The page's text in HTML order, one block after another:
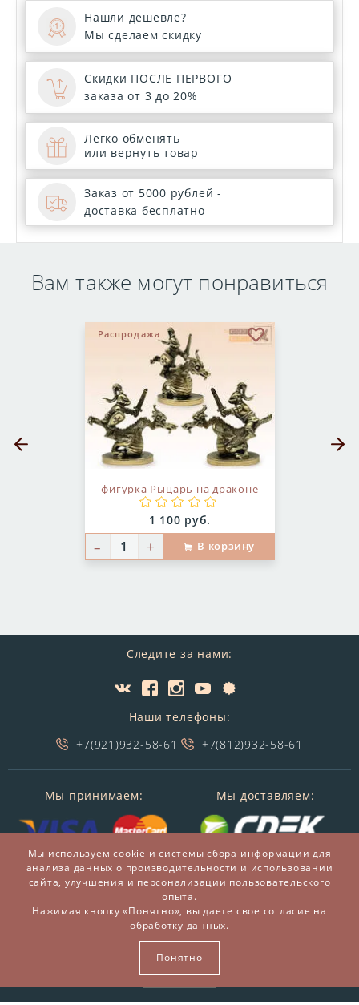
Нашли дешевле?
Мы сделаем скидку
Скидки ПОСЛЕ ПЕРВОГО
заказа от 3 до 20%
Легко обменять
или вернуть товар
Заказ от 5000 рублей -
доставка бесплатно
Вам также могут понравиться
фигурка Рыцарь на драконе
Цена:
1 100 руб.
Распродажа
– + В корзину
В избранное
Предыдущий слайд
Следите за нами:
Наши телефоны:
+7(921)932-58-61
+7(812)932-58-61
Мы принимаем: Мы доставляем:
© 2014-2026 БронзаМания -Интернет-магазин
подарков и сувениров из бронзы
ВСЕ ПРАВА ЗАЩИЩЕНЫ BRONZAMANIA.RU®
Мы используем cookie и системы сбора информации для
анализа данных о производительности и использовании
сайта, улучшения и персонализации пользовательского
опыта.
Нажимая кнопку «Понятно», вы даете свое согласие на
обработку данных.
Понятно